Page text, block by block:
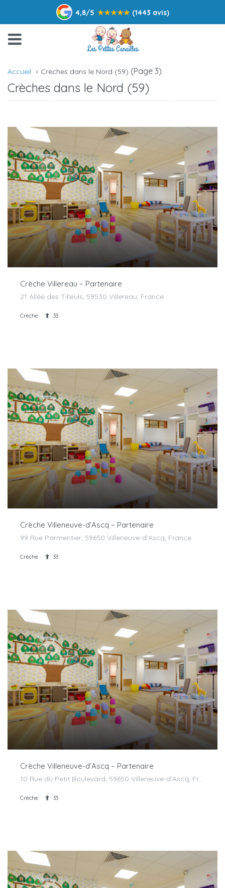
4,8/5 ★★★★★ (1443 avis)
Accueil Crèches dans le Nord (59) (Page 3)
Crèches dans le Nord (59)
Crèche Villereau – Partenaire
21 Allée des Tilleuls, 59530 Villereau, France
Crèche 33
Crèche Villeneuve-d’Ascq – Partenaire
99 Rue Parmentier, 59650 Villeneuve-d'Ascq, France
Crèche 33
Crèche Villeneuve-d’Ascq – Partenaire
10 Rue du Petit Boulevard, 59650 Villeneuve-d'Ascq, France
Crèche 33